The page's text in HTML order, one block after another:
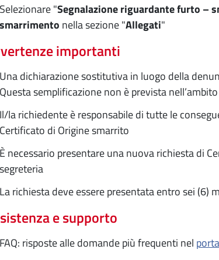
Selezionare "Segnalazione riguardante furto –
smarrimento nella sezione "Allegati"
importanti
Una dichiarazione sostitutiva in luogo della
Questa semplificazione non è prevista
Il/la richiedente è responsabile di tutte le
Certificato di Origine smarrito
È necessario presentare una nuova richiesta di
segreteria
La richiesta deve essere presentata entro sei (6)
e supporto
FAQ: risposte alle domande più frequenti nel